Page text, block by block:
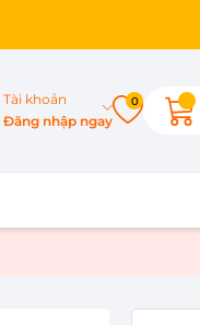
Tài khoản
Đăng nhập ngay
0